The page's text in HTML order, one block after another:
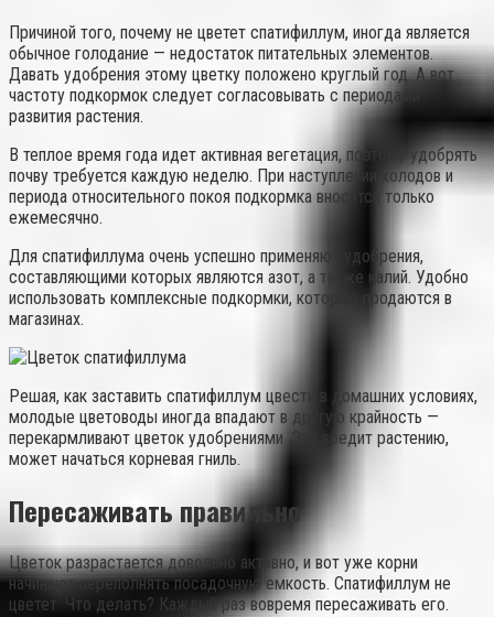
Причиной того, почему не цветет спатифиллум, иногда является
обычное голодание — недостаток питательных элементов.
Давать удобрения этому цветку положено круглый год. А вот
частоту подкормок следует согласовывать с периодами
развития растения.
В теплое время года идет активная вегетация, поэтому удобрять
почву требуется каждую неделю. При наступлении холодов и
периода относительного покоя подкормка вносится только
ежемесячно.
Для спатифиллума очень успешно применяют удобрения,
составляющими которых являются азот, а также калий. Удобно
использовать комплексные подкормки, которые продаются в
магазинах.
Решая, как заставить спатифиллум цвести в домашних условиях,
молодые цветоводы иногда впадают в другую крайность —
перекармливают цветок удобрениями. Это вредит растению,
может начаться корневая гниль.
Пересаживать правильно
Цветок разрастается довольно активно, и вот уже корни
начинают переполнять посадочную емкость. Спатифиллум не
цветет. Что делать? Каждый раз вовремя пересаживать его.